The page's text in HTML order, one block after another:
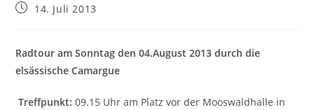
Beitrag14. Juli 2013
Radtour am Sonntag den 04.August 2013 durch die
elsässische Camargue
Treffpunkt: 09.15 Uhr am Platz vor der Mooswaldhalle in